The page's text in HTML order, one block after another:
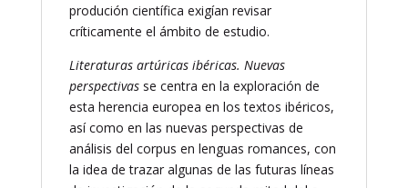
produción científica exigían revisar
críticamente el ámbito de estudio.
Literaturas artúricas ibéricas. Nuevas
perspectivas se centra en la exploración de
esta herencia europea en los textos ibéricos,
así como en las nuevas perspectivas de
análisis del corpus en lenguas romances, con
la idea de trazar algunas de las futuras líneas